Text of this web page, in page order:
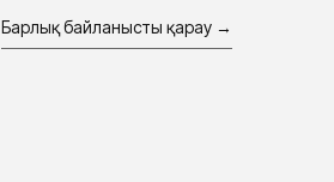
Барлық байланысты қарау →